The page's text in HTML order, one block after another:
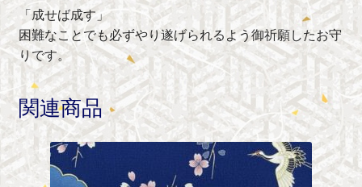
「成せば成す」
困難なことでも必ずやり遂げられるよう御祈願したお守
りです。
関連商品